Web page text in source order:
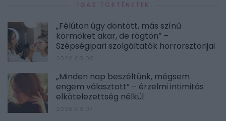
IGAZ TÖRTÉNETEK
„Félúton úgy döntött, más színű
körmöket akar, de rögtön” –
Szépségipari szolgáltatók horrorsztorijai
„Minden nap beszéltünk, mégsem
engem választott” – érzelmi intimitás
elkötelezettség nélkül
2026.08.07.